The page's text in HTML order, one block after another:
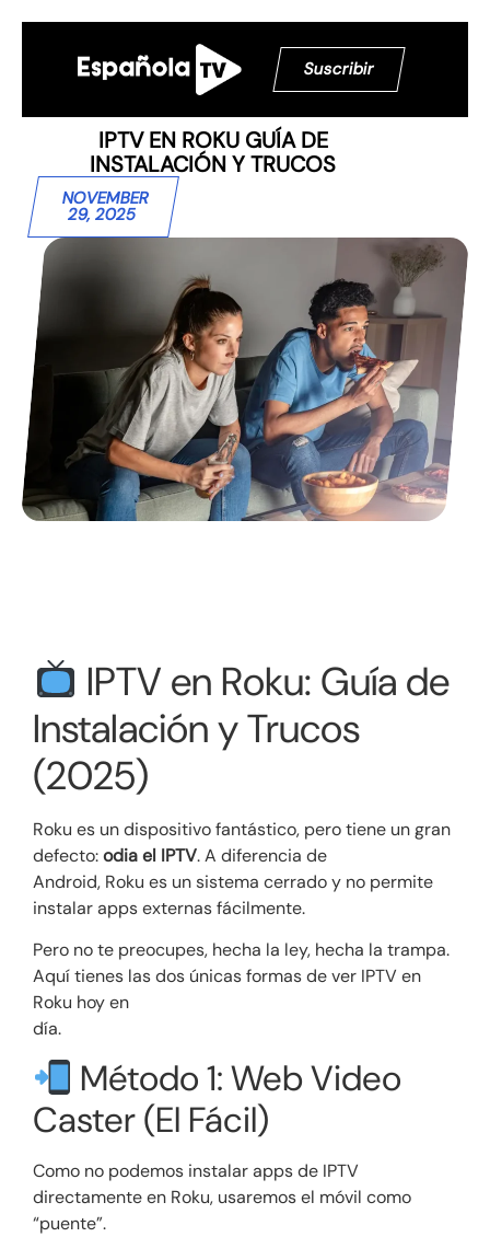
Suscribir
IPTV EN ROKU GUÍA DE
INSTALACIÓN Y TRUCOS
NOVEMBER
29, 2025
IPTV en Roku: Guía de
Instalación y Trucos
(2025)
Roku es un dispositivo fantástico, pero tiene un gran
defecto:odia el IPTV. A diferencia de
Android, Roku es un sistema cerrado y no permite
instalar apps externas fácilmente.
Pero no te preocupes, hecha la ley, hecha la trampa.
Aquí tienes las dos únicas formas de ver IPTV en
Roku hoy en
día.
Método 1: Web Video
Caster (El Fácil)
Como no podemos instalar apps de IPTV
directamente en Roku, usaremos el móvil como
“puente”.